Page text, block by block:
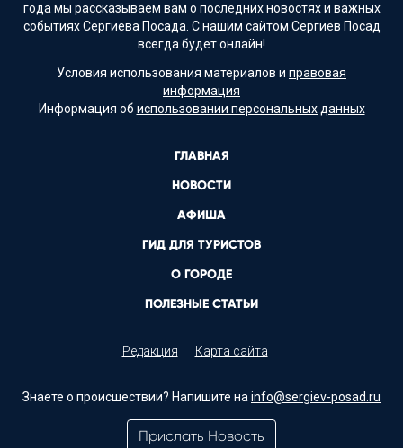
года мы рассказываем вам о последних новостях и важных
событиях Сергиева Посада. С нашим сайтом Сергиев Посад
всегда будет онлайн!
Условия использования материалов и правовая
информация
Информация об использовании персональных данных
ГЛАВНАЯ
НОВОСТИ
АФИША
ГИД ДЛЯ ТУРИСТОВ
О ГОРОДЕ
ПОЛЕЗНЫЕ СТАТЬИ
Редакция Карта сайта
Знаете о происшествии? Напишите на info@sergiev-posad.ru
Прислать Новость